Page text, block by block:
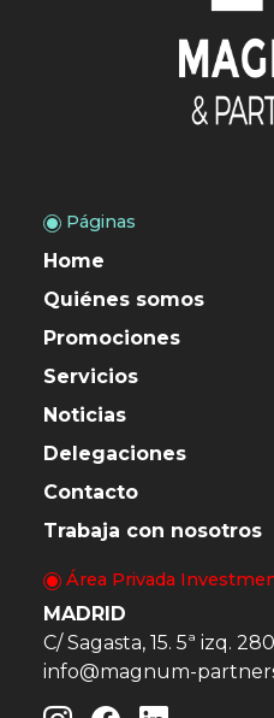
Páginas
Home
Quiénes somos
Promociones
Servicios
Noticias
Delegaciones
Contacto
Trabaja con nosotros
Área Privada
MADRID
C/ Sagasta, 15. 5ª izq.
info@magnum-